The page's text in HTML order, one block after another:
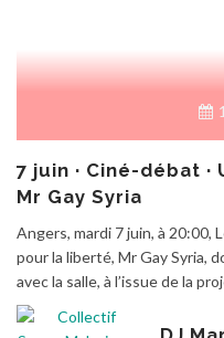
7 juin · Ciné-débat
Mr Gay Syria
Angers, mardi 7 juin, à 20:00,
pour la liberté, Mr Gay Syria,
avec la salle, à l’issue de la